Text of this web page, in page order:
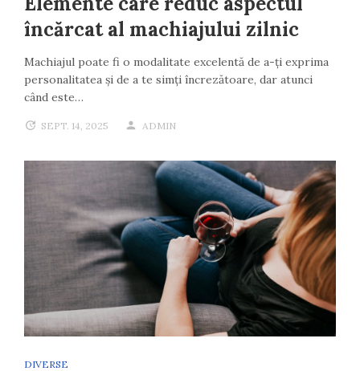
încărcat al machiajului zilnic
Machiajul poate fi o modalitate excelentă de a-ți exprima
personalitatea și de a te simți încrezătoare, dar atunci
când este…
SEPT. 14, 2025 ADMIN
DIVERSE